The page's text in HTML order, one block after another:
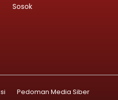
Sosok
Pedoman Media Siber